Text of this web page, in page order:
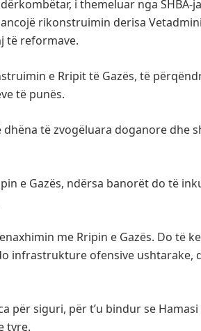
i themeluar nga SHBA-
rikonstruimin derisa
të reformave.
e Rripit të Gazës, të
të punës.
të zvogëluara doganore dhe
e Gazës, ndërsa banorët do të
me Rripin e Gazës. Do të
infrastrukture ofensive ushtarake,
për siguri, për t’u bindur se
tyre.